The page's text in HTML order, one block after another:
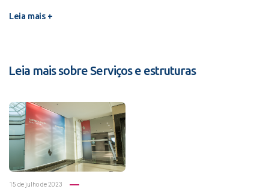
Leia mais +
Leia mais sobre Serviços e estruturas
15 de julho de 2023